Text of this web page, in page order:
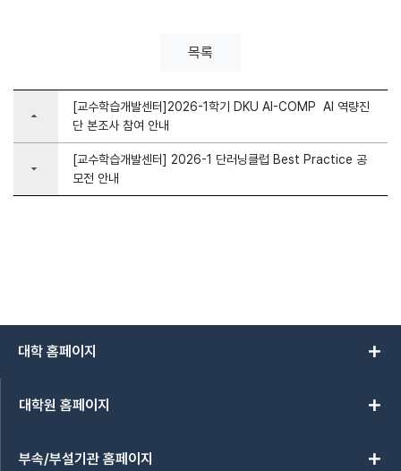
목록
arrow_drop_up
[교수학습개발센터]2026-1학기 DKU AI-COMP AI 역량진
단 본조사 참여 안내
arrow_drop_down
[교수학습개발센터] 2026-1 단러닝클럽 Best Practice 공
모전 안내
대학 홈페이지 add
대학원 홈페이지 add
부속/부설기관 홈페이지 add